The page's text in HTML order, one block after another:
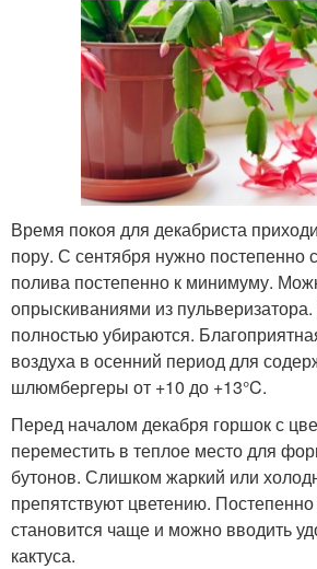
Время покоя для декабриста
пору. С сентября нужно постепенно
полива постепенно к минимуму.
опрыскиваниями из
полностью убираются.
воздуха в осенний период для
шлюмбергеры от +10 до +13°C.
Перед началом декабря горшок с
переместить в теплое место для
бутонов. Слишком жаркий или
препятствуют цветению.
становится чаще и можно вводить
кактуса.